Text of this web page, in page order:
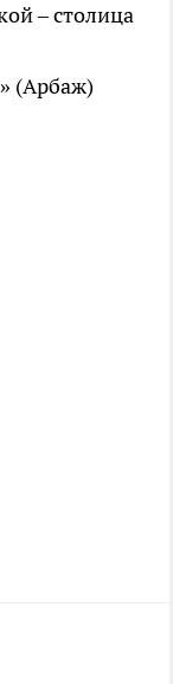
– столица
(Арбаж)